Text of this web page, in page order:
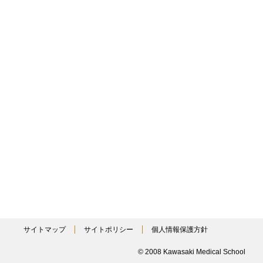
サイトマップ サイトポリシー 個人情報保護方針
© 2008 Kawasaki Medical School